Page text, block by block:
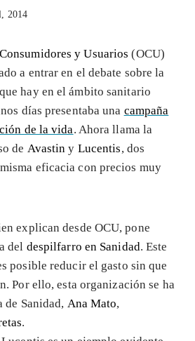
2014
y Usuarios (OCU)
a entrar en el debate sobre la
hay en el ámbito sanitario
días presentaba una campaña
de la vida. Ahora llama la
de Avastin y Lucentis, dos
eficacia con precios muy
explican desde OCU, pone
del despilfarro en Sanidad. Este
posible reducir el gasto sin que
Por ello, esta organización se ha
Sanidad, Ana Mato,
.